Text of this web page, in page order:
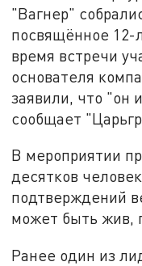
"Вагнер"
посвящённое 12-
время встречи
основателя
заявили, что "он
сообщает
В мероприятии
десятков
подтверждений
может быть жив,
Ранее один из